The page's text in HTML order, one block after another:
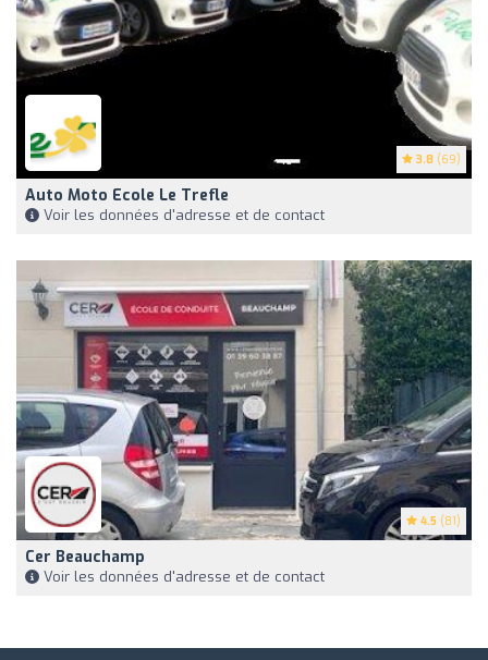
3.8 (69)
Auto Moto Ecole Le Trefle
Voir les données d'adresse et de contact
4.5 (81)
Cer Beauchamp
Voir les données d'adresse et de contact